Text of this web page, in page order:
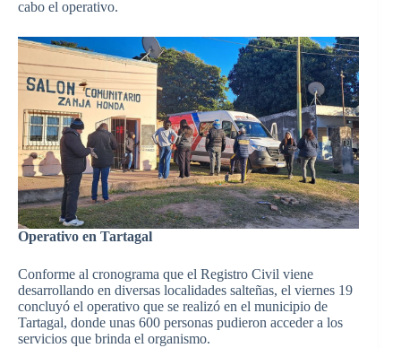
cabo el operativo.
Operativo en Tartagal
Conforme al cronograma que el Registro Civil viene
desarrollando en diversas localidades salteñas, el viernes 19
concluyó el operativo que se realizó en el municipio de
Tartagal, donde unas 600 personas pudieron acceder a los
servicios que brinda el organismo.